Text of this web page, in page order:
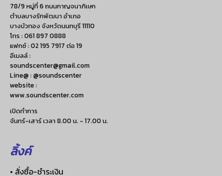
78/9 หมู่ที่ 6 ถนนกาญจนาภิเษก
ตำบลบางรักพัฒนา อำเภอ
บางบัวทอง จังหวัดนนทบุรี 11110
โทร :061 897 0888
แฟกซ์ :02 195 7917 ต่อ 19
อีเมลล์ :
soundscenter@gmail.com
Line@ : @soundscenter
website :
www.soundscenter.com
เปิดทำการ
จันทร์-เสาร์ เวลา 8.00 น. - 17.00 น.
ลิ้งค์
• สั่งซื้อ-ชำระเงิน